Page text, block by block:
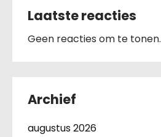
Laatste reacties
Geen reacties om te tonen.
Archief
augustus 2026